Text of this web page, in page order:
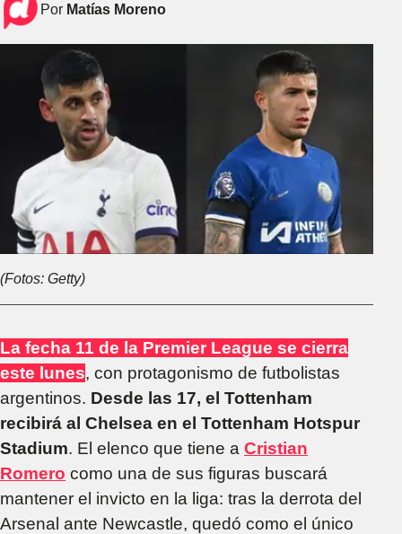
Por Matías Moreno
(Fotos: Getty)
La fecha 11 de la Premier League se cierra
este lunes, con protagonismo de futbolistas
argentinos. Desde las 17, el Tottenham
recibirá al Chelsea en el Tottenham Hotspur
Stadium. El elenco que tiene a Cristian
Romero como una de sus figuras buscará
mantener el invicto en la liga: tras la derrota del
Arsenal ante Newcastle, quedó como el único